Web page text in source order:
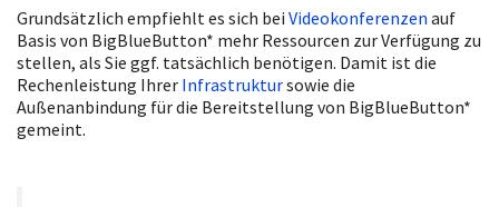
Grundsätzlich empfiehlt es sich bei Videokonferenzen auf
Basis von BigBlueButton* mehr Ressourcen zur Verfügung zu
stellen, als Sie ggf. tatsächlich benötigen. Damit ist die
Rechenleistung Ihrer Infrastruktursowie die
Außenanbindung für die Bereitstellung von BigBlueButton*
gemeint.